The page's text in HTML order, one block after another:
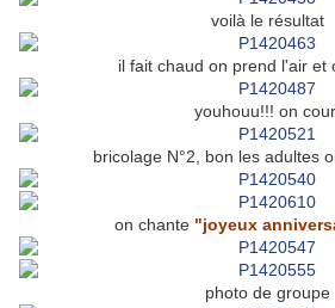
voilà le résultat
il fait chaud on prend l'air et
youhouu!!! on
bricolage N°2, bon les adultes
on chante "joyeux
photo de groupe